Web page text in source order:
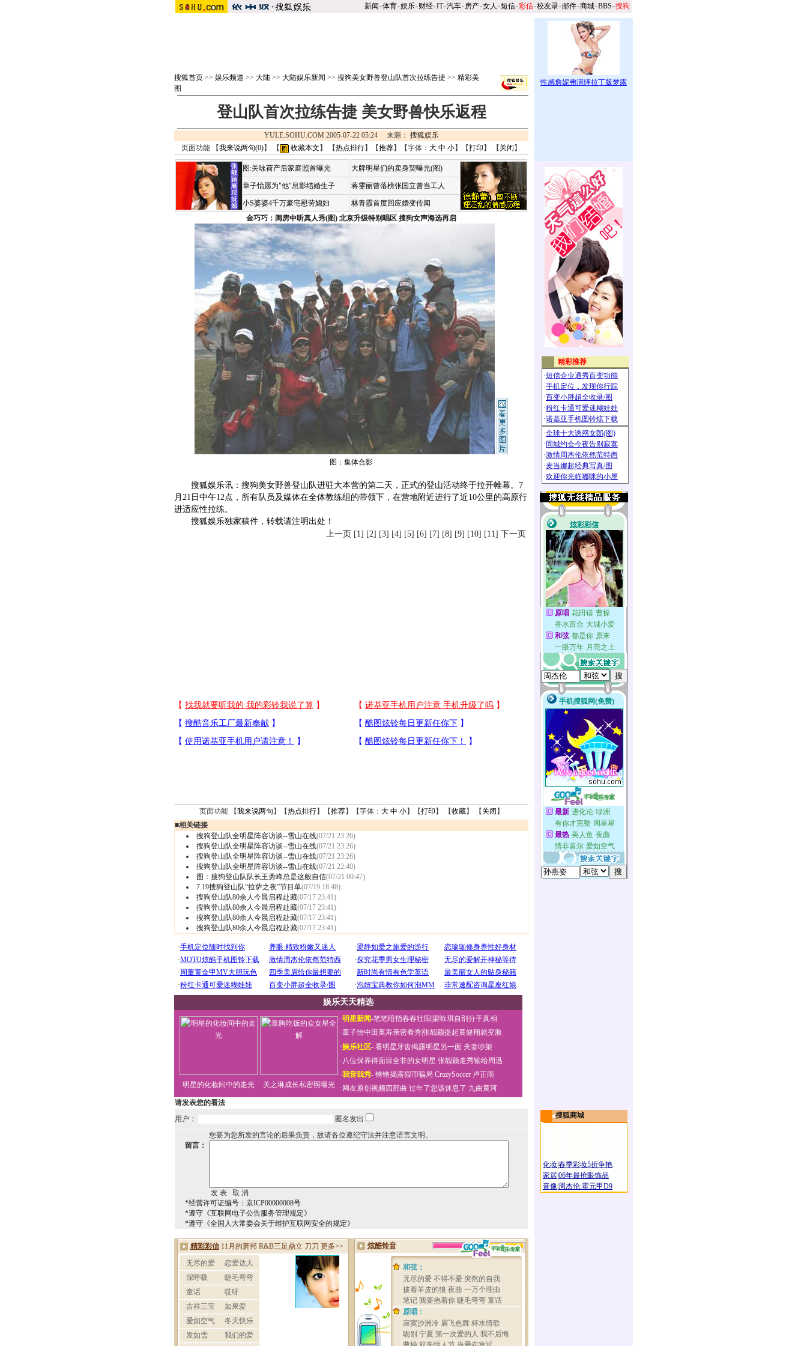
新闻-体育-娱乐-财经-IT-汽车-房产-女人 -短信-彩信-校友录-邮件-商城-BBS-搜狗
搜狐首页 >> 娱乐频道 >> 大陆 >> 大陆娱乐新闻 >> 搜狗美女野兽登山队首次拉练告捷 >> 精彩美
图
登山队首次拉练告捷 美女野兽快乐返程
YULE.SOHU.COM 2005-07-22 05:24 来源： 搜狐娱乐
页面功能 【我来说两句(0)】 【 收藏本文 】 【热点排行】【推荐】【字体： 大 中 小】【打印 】 【 关闭 】
图:关咏荷产后家庭照首曝光
章子怡愿为"他"息影结婚生子
小S婆婆4千万豪宅慰劳媳妇
大牌明星们的卖身契曝光(图)
蒋雯丽曾落榜张国立曾当工人
林青霞首度回应婚变传闻
金巧巧：闺房中听真人秀(图) 北京升级特别唱区 搜狗女声海选再启
图：集体合影
搜狐娱乐讯：搜狗美女野兽登山队进驻大本营的第二天，正式的登山活动终于拉开帷幕。7
月21日中午12点，所有队员及媒体在全体教练组的带领下，在营地附近进行了近10公里的高原行
进适应性拉练。
搜狐娱乐独家稿件，转载请注明出处！
上一页 [1] [2] [3] [4] [5] [6] [7] [8] [9] [10] [11] 下一页
页面功能 【我来说两句 】【热点排行】【推荐】【字体： 大 中 小】【打印 】 【收藏】 【 关闭 】
■相关链接
搜狗登山队全明星阵容访谈--雪山在线(07/21 23:26)
搜狗登山队全明星阵容访谈--雪山在线(07/21 23:26)
搜狗登山队全明星阵容访谈--雪山在线(07/21 23:26)
搜狗登山队全明星阵容访谈--雪山在线(07/21 22:40)
图：搜狗登山队队长王勇峰总是这般自信(07/21 00:47)
7.19搜狗登山队“拉萨之夜”节目单(07/19 18:48)
搜狗登山队80余人今晨启程赴藏(07/17 23:41)
搜狗登山队80余人今晨启程赴藏(07/17 23:41)
搜狗登山队80余人今晨启程赴藏(07/17 23:41)
搜狗登山队80余人今晨启程赴藏(07/17 23:41)
娱乐天天精选
明星的化妆间中的走光 关之琳成长私密照曝光
·明星新闻-笔笔暗指春春壮阳 梁咏琪自剖分手真相
·章子怡中田英寿亲密看秀张靓颖提起黄健翔就变脸
·娱乐社区- 看明星牙齿揭露明星另一面 夫妻吵架
·八位保养得面目全非的女明星 张靓颖走秀输给周迅
·我音我秀- 锵锵揭露假币骗局 CrazySoccer 卢正雨
· 网友原创视频四部曲 过年了您该休息了 九曲黄河
请发表您的看法
用户：
匿名发出
您要为您所发的言论的后果负责，故请各位遵纪守法并注意语言文明。
留言：
*经营许可证编号：京ICP00000008号
*遵守《互联网电子公告服务管理规定》
*遵守《全国人大常委会关于维护互联网安全的规定》
搜狐商城
化妆春季彩妆5折争艳
家居06年最抢眼饰品
音像 周杰伦:霍元甲D9